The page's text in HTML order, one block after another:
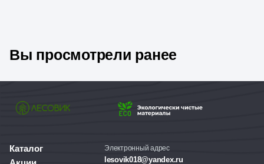
Вы просмотрели ранее
Каталог
Электронный адрес
lesovik018@yandex.ru